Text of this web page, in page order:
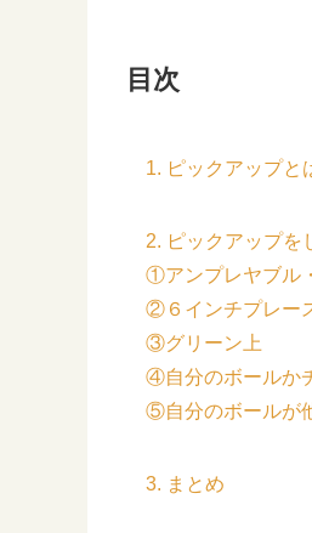
目次
1. ピックアップと
2. ピックアップを
①アンプレヤブル
②６インチプレー
③グリーン上
④自分のボールか
⑤自分のボールが
3. まとめ